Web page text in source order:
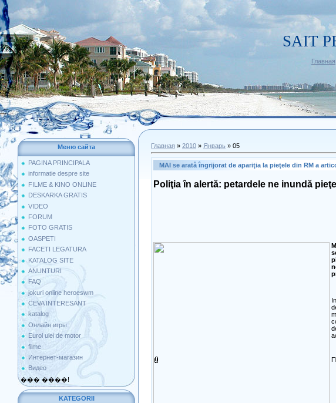
SAIT
Главная
Меню сайта
PAGINA PRINCIPALA
informatie despre site
FILME & KINO ONLINE
DESKARKA GRATIS
VIDEO
FORUM
FOTO GRATIS
OASPETI
FACETI LEGATURA
KATALOG SITE
ANUNTURI
FAQ
jokuri online heroeswm
CEVA INTERESANT
katalog
Онлайн игры
Eurol ulei de motor
filme
Интернет-магазин
Видео
��� ����!
KATEGORII
Главная » 2010 » Январь » 05
MAI se arată îngrijorat de apariţia la pieţele din RM a
Poliţia în alertă: petardele ne inundă
M